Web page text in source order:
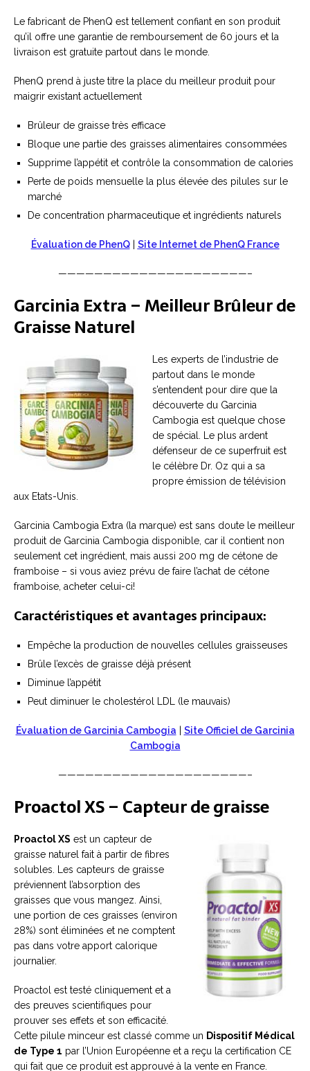
Le fabricant de PhenQ est tellement confiant en son produit
qu’il offre une garantie de remboursement de 60 jours et la
livraison est gratuite partout dans le monde.
PhenQ prend à juste titre la place du meilleur produit pour
maigrir existant actuellement
Brûleur de graisse très efficace
Bloque une partie des graisses alimentaires consommées
Supprime l’appétit et contrôle la consommation de calories
Perte de poids mensuelle la plus élevée des pilules sur le
marché
De concentration pharmaceutique et ingrédients naturels
Évaluation de PhenQ| Site Internet de PhenQ France
—————————————————————–
Garcinia Extra – Meilleur Brûleur de
Graisse Naturel
Les experts de l’industrie de
partout dans le monde
s’entendent pour dire que la
découverte du Garcinia
Cambogia est quelque chose
de spécial. Le plus ardent
défenseur de ce superfruit est
le célèbre Dr. Oz qui a sa
propre émission de télévision
aux Etats-Unis.
Garcinia Cambogia Extra (la marque) est sans doute le meilleur
produit de Garcinia Cambogia disponible, car il contient non
seulement cet ingrédient, mais aussi 200 mg de cétone de
framboise – si vous aviez prévu de faire l’achat de cétone
framboise, acheter celui-ci!
Caractéristiques et avantages principaux:
Empêche la production de nouvelles cellules graisseuses
Brûle l’excès de graisse déjà présent
Diminue l’appétit
Peut diminuer le cholestérol LDL (le mauvais)
Évaluation de Garcinia Cambogia
Site Officiel de Garcinia
Cambogia
—————————————————————–
Proactol XS – Capteur de graisse
Proactol XS est un capteur de
graisse naturel fait à partir de fibres
solubles. Les capteurs de graisse
préviennent l’absorption des
graisses que vous mangez. Ainsi,
une portion de ces graisses (environ
28%) sont éliminées et ne comptent
pas dans votre apport calorique
journalier.
Proactol est testé cliniquement et a
des preuves scientifiques pour
prouver ses effets et son efficacité.
Cette pilule minceur est classé comme un Dispositif Médical
de Type 1 par l’Union Européenne et a reçu la certification CE
qui fait que ce produit est approuvé à la vente en France.